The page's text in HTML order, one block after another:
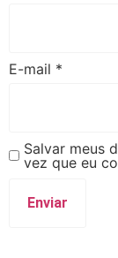
E-mail *
Salvar meus
vez que eu